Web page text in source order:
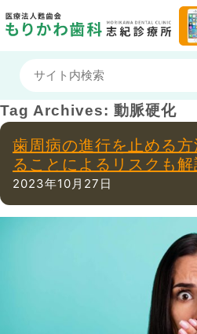
Tag Archives: 動脈硬化
歯周病の進行を止める
ることによるリスクも解
2023年10月27日